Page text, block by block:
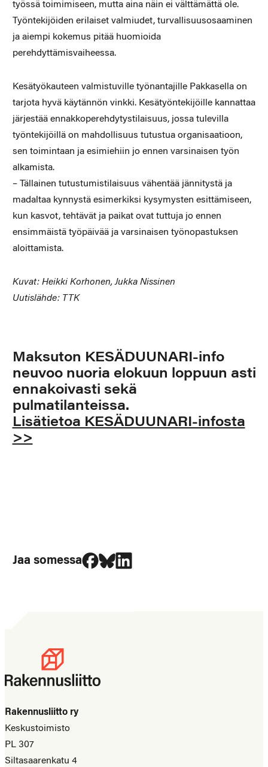
työssä toimimiseen, mutta aina näin ei välttämättä ole.
Työntekijöiden erilaiset valmiudet, turvallisuusosaaminen
ja aiempi kokemus pitää huomioida
perehdyttämisvaiheessa.
Kesätyökauteen valmistuville työnantajille Pakkasella on
tarjota hyvä käytännön vinkki. Kesätyöntekijöille kannattaa
järjestää ennakkoperehdytystilaisuus, jossa tulevilla
työntekijöillä on mahdollisuus tutustua organisaatioon,
sen toimintaan ja esimiehiin jo ennen varsinaisen työn
alkamista.
– Tällainen tutustumistilaisuus vähentää jännitystä ja
madaltaa kynnystä esimerkiksi kysymysten esittämiseen,
kun kasvot, tehtävät ja paikat ovat tuttuja jo ennen
ensimmäistä työpäivää ja varsinaisen työnopastuksen
aloittamista.
Kuvat: Heikki Korhonen, Jukka Nissinen
Uutislähde: TTK
Maksuton KESÄDUUNARI-info
neuvoo nuoria elokuun loppuun asti
ennakoivasti sekä
pulmatilanteissa.
Lisätietoa KESÄDUUNARI-infosta
>>
Jaa somessa
Jaa Facebookissa
Jaa Blueskyssa
Jaa LinkedIn:ssä
Rakennusliitto ry
Keskustoimisto
PL 307
Siltasaarenkatu 4